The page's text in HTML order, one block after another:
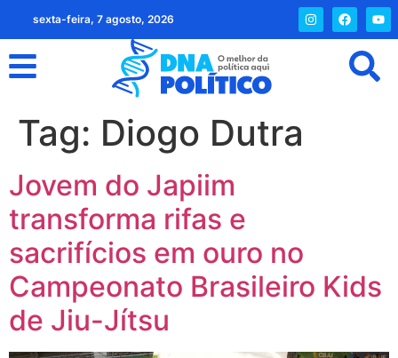
sexta-feira, 7 agosto, 2026
Tag: Diogo Dutra
Jovem do Japiim
transforma rifas e
sacrifícios em ouro no
Campeonato Brasileiro Kids
de Jiu-Jítsu